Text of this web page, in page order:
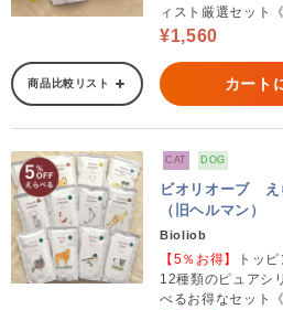
ィスト厳選セット
¥1,560
商品比較リスト カート
CAT DOG
ビオリオーブ え
（旧ヘルマン）
Bioliob
【5％お得】
トッ
12種類のピュアシ
べるお得なセット